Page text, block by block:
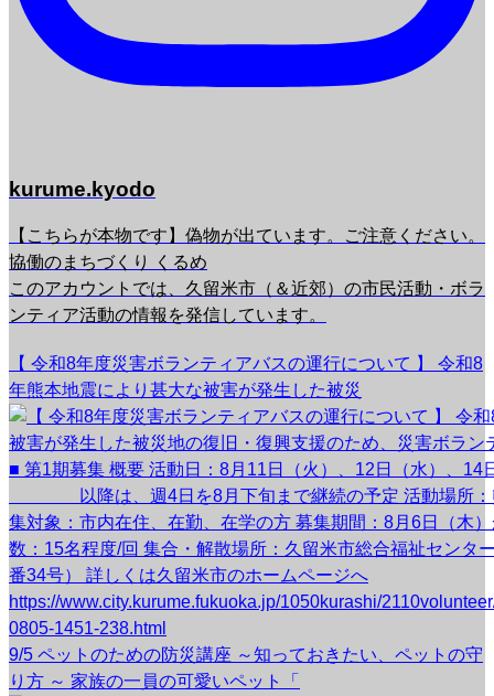
kurume.kyodo
【こちらが本物です】偽物が出ています。ご注意ください。
協働のまちづくり くるめ
このアカウントでは、久留米市（＆近郊）の市民活動・ボラ
ンティア活動の情報を発信しています。
【 令和8年度災害ボランティアバスの運行について 】 令和8
年熊本地震により甚大な被害が発生した被災
9/5 ペットのための防災講座 ～知っておきたい、ペットの守
り方 ～ 家族の一員の可愛いペット「